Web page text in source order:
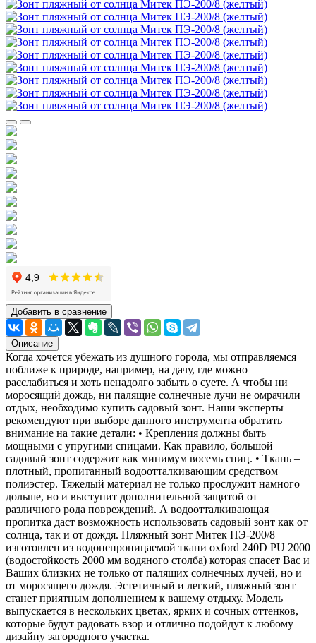
Добавить в сравнение
Описание
Когда хочется убежать из душного города, мы отправляемся
поближе к природе, например, на дачу, где можно
расслабиться и хоть ненадолго забыть о суете. А чтобы ни
моросящий дождь, ни палящие солнечные лучи не омрачили
отдых, необходимо купить садовый зонт. Наши эксперты
рекомендуют при выборе данного инструмента обратить
внимание на такие детали: • Крепления должны быть
мощными с упругими спицами. Как правило, большой
садовый зонт содержит как минимум восемь спиц. • Ткань –
плотный, пропитанный водоотталкивающим средством
полиэстер. Тяжелый материал не только прослужит намного
дольше, но и выступит дополнительной защитой от
различного рода повреждений. А водоотталкивающая
пропитка даст возможность использовать садовый зонт как от
солнца, так и от дождя. Пляжный зонт Митек ПЭ-200/8
изготовлен из водонепроницаемой ткани oxford 240D PU 2000
(водостойкость 2000 мм водяного столба) которая спасет Вас и
Ваших близких не только от палящих солнечных лучей, но и
от моросящего дождя. Эстетичный и легкий, пляжный зонт
станет приятным дополнением к вашему отдыху. Модель
выпускается в нескольких цветах, ярких и сочных оттенков,
которые будут радовать взор и отлично подойдут к любому
дизайну загородного участка.